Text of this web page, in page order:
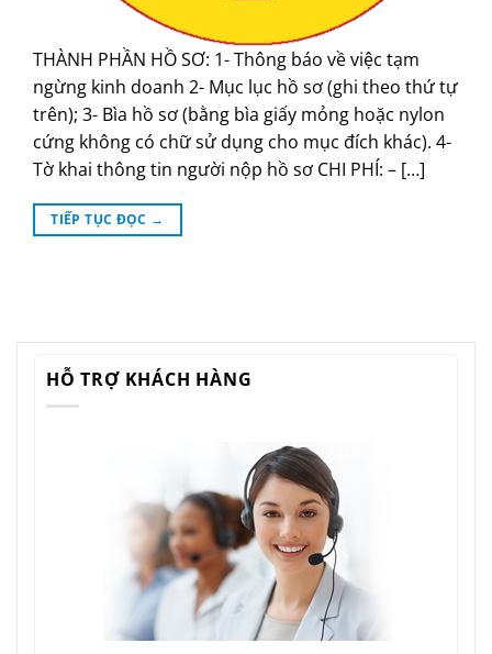
HỖ TRỢ KHÁCH HÀNG
THÀNH PHẦN HỒ SƠ: 1- Thông báo về việc tạm
ngừng kinh doanh 2- Mục lục hồ sơ (ghi theo thứ tự
trên); 3- Bìa hồ sơ (bằng bìa giấy mỏng hoặc nylon
cứng không có chữ sử dụng cho mục đích khác). 4-
Tờ khai thông tin người nộp hồ sơ CHI PHÍ: – […]
TIẾP TỤC ĐỌC →